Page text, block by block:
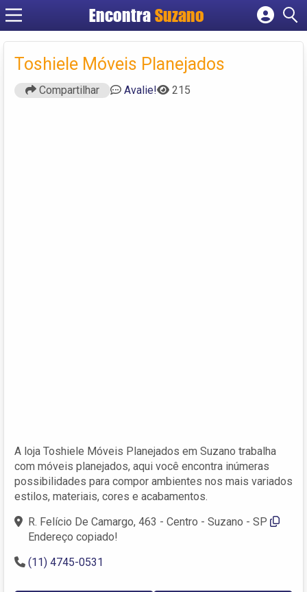
EncontraSuzano
Cadastrar empresa
Criar conta
Toshiele Móveis Planejados
Compartilhar Avalie! 215
A loja Toshiele Móveis Planejados em Suzano trabalha
com móveis planejados, aqui você encontra inúmeras
possibilidades para compor ambientes nos mais variados
estilos, materiais, cores e acabamentos.
R. Felício De Camargo, 463 - Centro - Suzano - SP
Endereço copiado!
(11) 4745-0531